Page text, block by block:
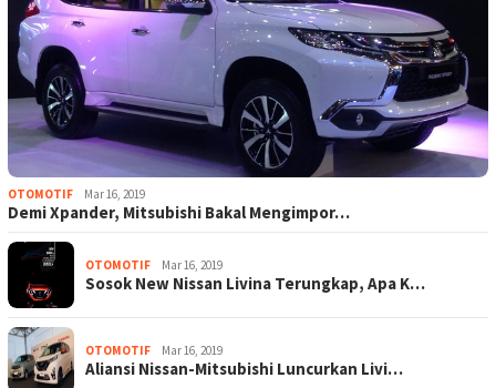
OTOMOTIF Mar 16, 2019
Demi Xpander, Mitsubishi Bakal Mengimpor…
OTOMOTIF Mar 16, 2019
Sosok New Nissan Livina Terungkap, Apa K…
OTOMOTIF Mar 16, 2019
Aliansi Nissan-Mitsubishi Luncurkan Livi…